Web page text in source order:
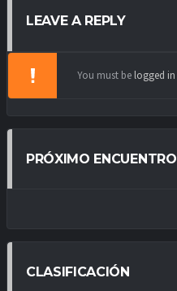
LEAVE A REPLY
You must be logged in
PRÓXIMO ENCUENTRO
CLASIFICACIÓN